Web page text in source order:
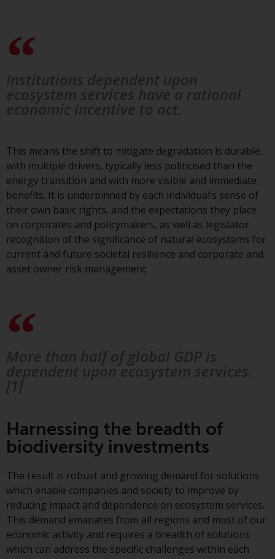
solcher Produkte und
Dienstleistungen gestattet ist.
Informationen für Anleger in der
Schweiz
Dies ist ein Werbedokument.
verwalteten Fonds, auf die auf
dieser Website verwiesen wird,
Eidgenössischen
Finanzmarktaufsicht („FINMA“)
zugelassen und Anleger genießen
daher nicht den vollen
Anlegerschutz nach dem
Bundesgesetz über die
This means the shift to mitigate degradation is durable,
with multiple drivers, typically less politicised than the
energy transition and with more visible and immediate
benefits. It is underpinned by each individual’s sense of
their own basic rights, and the expectations they place
on corporates and policymakers, as well as legislator
recognition of the significance of natural ecosystems for
current and future societal resilience and corporate and
asset owner risk management.
Harnessing the breadth of
biodiversity investments
The result is robust and growing demand for solutions
which enable companies and society to improve by
reducing impact and dependence on ecosystem services.
This demand emanates from all regions and most of our
economic activity and requires a breadth of solutions
which can address the specific challenges within each